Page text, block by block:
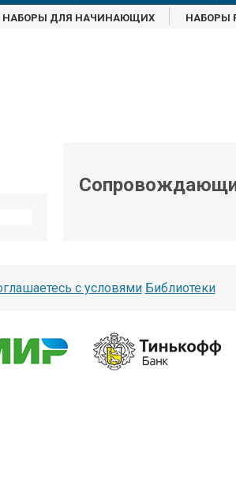
НАБОРЫ ДЛЯ НАЧИНАЮЩИХ НАБОРЫ
с условями Библиотеки
Менеджер
8 (499) 500-14-56